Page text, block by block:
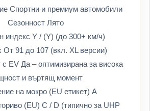
Спортни и премиум автомобили
Сезонност Лято
индекс Y / (Y) (до 300+ км/ч)
От 91 до 107 (вкл. XL версии)
EV Да – оптимизирана за висока
и въртящ момент
на мокро (EU етикет) A
(EU) C / D (типично за UHP